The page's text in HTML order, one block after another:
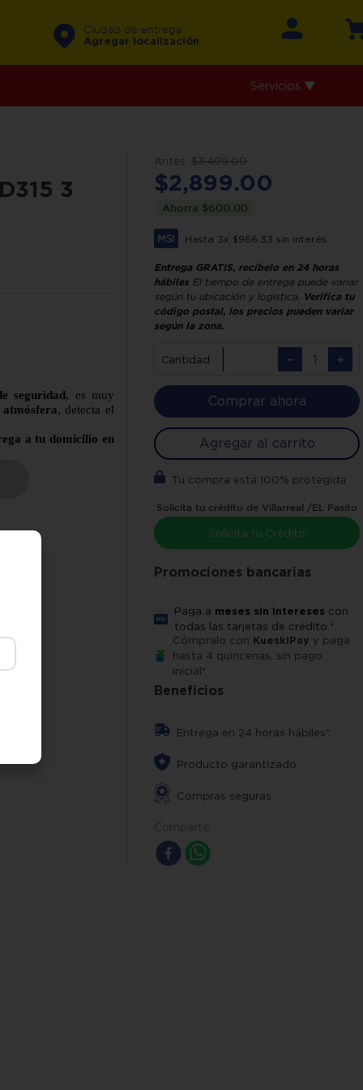
Ciudad de entrega
Agregar localización
Servicios ▼
3
seguridad, es muy
, detecta el
a tu domicilio en
$3,499.00
$2,899.00
Ahorra $600 00
Hasta 3x $966 33 sin interés.
Entrega GRATIS, recíbelo en 24 horas
hábiles El tiempo de entrega puede variar
según tu ubicación y logística.
Verifica tu
código postal, los precios pueden variar
según la zona.
Cantidad ＋
－
Comprar ahora
Agregar al carrito
Tu compra está 100% protegida
Solicita tu crédito de Villarreal /EL Pasito
Solicita tu Crédito
Promociones bancarias
Paga a meses sin intereses con
todas las tarjetas de crédito.*
Cómpralo con KueskiPay y paga
hasta 4 quincenas, sin pago
inicial*
Beneficios
Entrega en 24 horas hábiles*.
Producto garantizado
Compras seguras